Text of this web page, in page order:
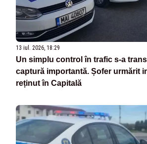
13 iul. 2026, 18:29
Un simplu control în trafic s-a
captură importantă. Șofer urmărit
reținut în Capitală